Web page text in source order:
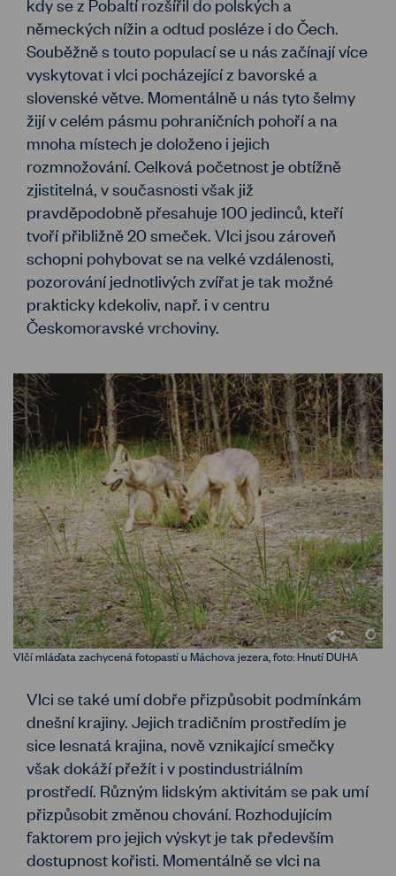
německých nížin a odtud posléze i do Čech.
Souběžně s touto populací se u nás začínají více
vyskytovat i vlci pocházející z bavorské a
slovenské větve. Momentálně u nás tyto šelmy
žijí v celém pásmu pohraničních pohoří a na
mnoha místech je doloženo i jejich
rozmnožování. Celková početnost je obtížně
zjistitelná, v současnosti však již
pravděpodobně přesahuje 100 jedinců, kteří
tvoří přibližně 20 smeček. Vlci jsou zároveň
schopni pohybovat se na velké vzdálenosti,
pozorování jednotlivých zvířat je tak možné
prakticky kdekoliv, např. i v centru
Českomoravské vrchoviny.
Vlčí mláďata zachycená fotopastí u Máchova jezera, foto: Hnutí DUHA
Vlci se také umí dobře přizpůsobit podmínkám
dnešní krajiny. Jejich tradičním prostředím je
sice lesnatá krajina, nově vznikající smečky
však dokáží přežít i v postindustriálním
prostředí. Různým lidským aktivitám se pak umí
přizpůsobit změnou chování. Rozhodujícím
faktorem pro jejich výskyt je tak především
dostupnost kořisti. Momentálně se vlci na